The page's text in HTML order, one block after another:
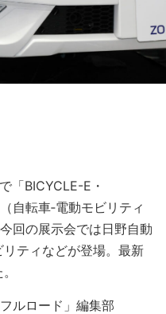
「BICYCLE-E・
自転車‐電動モビリティ
回の展示会では日野自動
ティなどが登場。最新
ルロード」編集部